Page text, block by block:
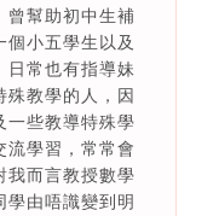
曾幫助初中生補
個小五學生以及
日常也有指導妹
殊教學的人，因
一些教導特殊學
流學習，常常會
我而言教授數學
學由唔識變到明